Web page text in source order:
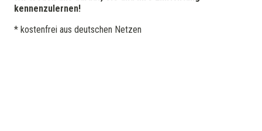
kennenzulernen!
* kostenfrei aus deutschen Netzen